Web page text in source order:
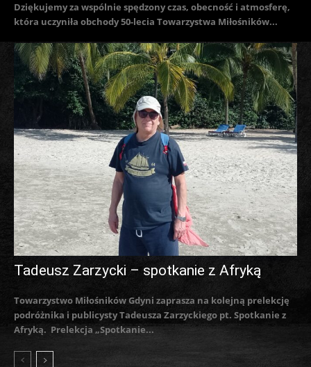
Dziękujemy za wspólnie spędzony czas, obecność i atmosferę,
która uczyniła obchody 50-lecia Towarzystwa Miłośników...
Tadeusz Zarzycki – spotkanie z Afryką
Towarzystwo Miłośników Gdyni zaprasza na kolejną prelekcję
podróżnika i publicysty Tadeusza Zarzyckiego pt. Spotkanie z
Afryką. Prelekcja „Spotkanie...